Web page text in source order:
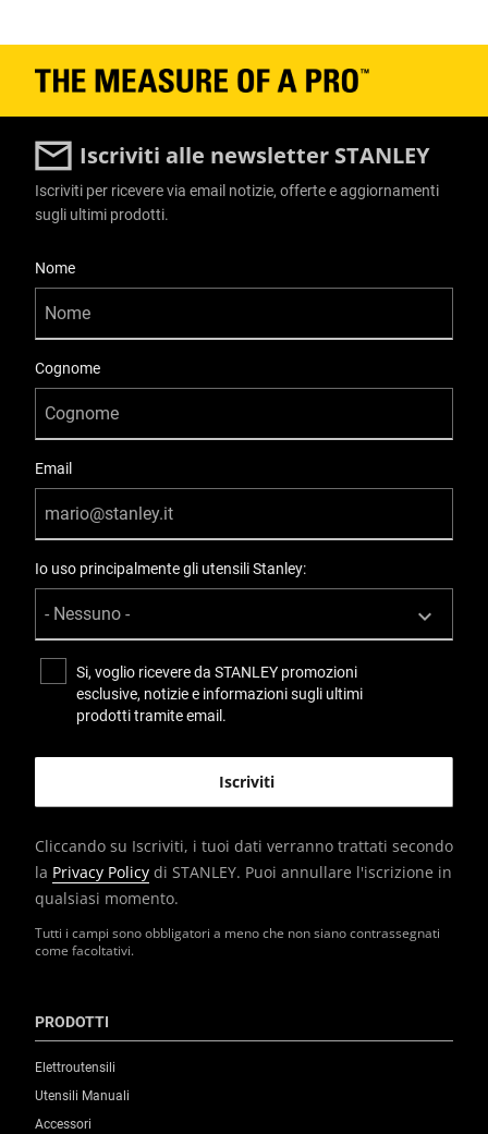
Iscriviti alle newsletter STANLEY
Tutti i campi sono obbligatori a meno che non siano contrassegnati
come facoltativi.
Iscriviti per ricevere via email notizie, offerte e aggiornamenti
sugli ultimi prodotti.
Nome
Cognome
Email
Io uso principalmente gli utensili Stanley:
Si, voglio ricevere da STANLEY promozioni
esclusive, notizie e informazioni sugli ultimi
prodotti tramite email.
Cliccando su Iscriviti, i tuoi dati verranno trattati secondo
la Privacy Policy di STANLEY. Puoi annullare l'iscrizione in
qualsiasi momento.
PRODOTTI
Elettroutensili
Utensili Manuali
Accessori